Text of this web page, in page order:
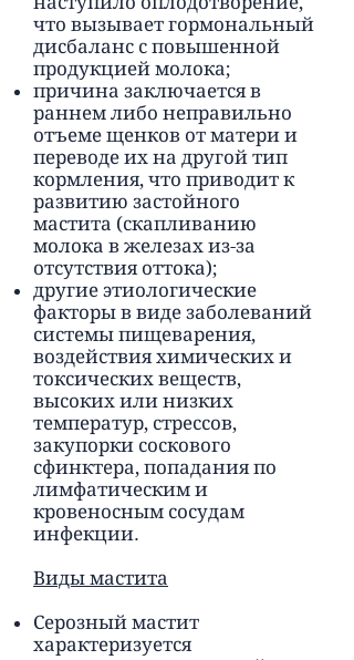
что вызывает гормональный
дисбаланс с повышенной
продукцией молока;
причина заключается в
раннем либо неправильно
отъеме щенков от матери и
переводе их на другой тип
кормления, что приводит к
развитию застойного
мастита (скапливанию
молока в железах из-за
отсутствия оттока);
другие этиологические
факторы в виде заболеваний
системы пищеварения,
воздействия химических и
токсических веществ,
высоких или низких
температур, стрессов,
закупорки соскового
сфинктера, попадания по
лимфатическим и
кровеносным сосудам
инфекции.
Виды мастита
Серозный мастит
характеризуется